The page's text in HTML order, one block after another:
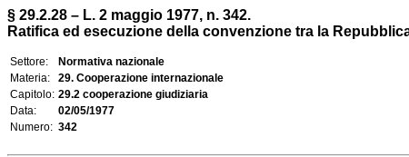
§ 29.2.28 – L. 2 maggio 1977, n. 342.
Ratifica ed esecuzione della convenzione tra la
Settore:
Normativa nazionale
Materia:
29. Cooperazione internazionale
Capitolo: 29.2 cooperazione giudiziaria
Data:
02/05/1977
Numero: 342